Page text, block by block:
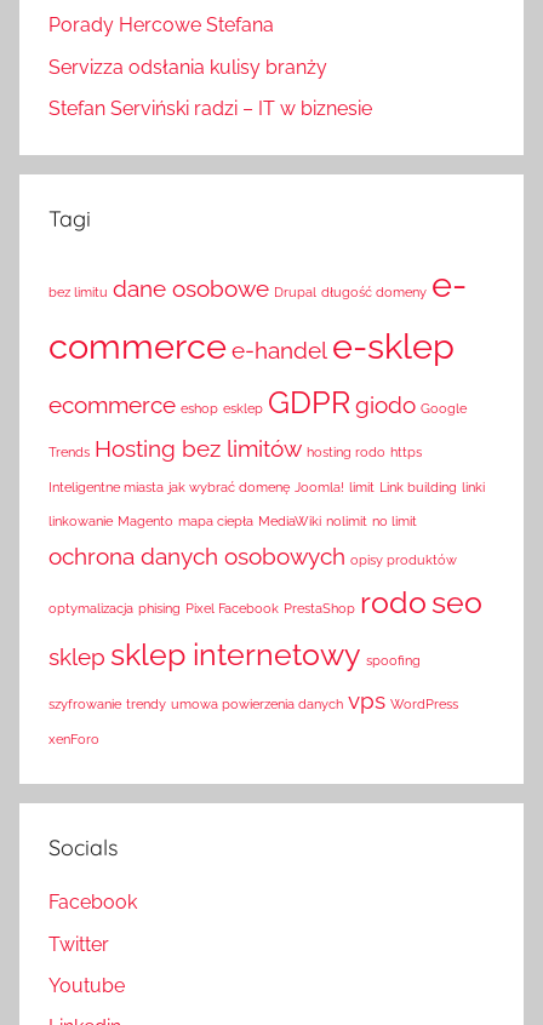
Porady Hercowe Stefana
Servizza odsłania kulisy branży
Stefan Serviński radzi – IT w biznesie
Tagi
bez limitu dane osobowe Drupal długość domeny e-
commercee-handel e-sklep
ecommerce eshop esklep GDPRgiodo Google
Trends Hosting bez limitów hosting rodo https
Inteligentne miasta jak wybrać domenę Joomla! limit Link building linki
linkowanie Magento mapa ciepła MediaWiki nolimit no limit
ochrona danych osobowych opisy produktów
optymalizacja phising Pixel Facebook PrestaShop rodo seo
sklep sklep internetowy spoofing
szyfrowanie trendy umowa powierzenia danych vps WordPress
xenForo
Socials
Facebook
Twitter
Youtube